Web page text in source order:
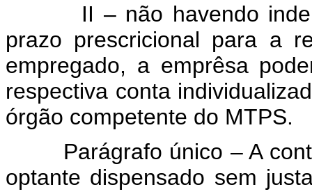
II – não havendo
prazo prescricional para a
empregado, a emprêsa
respectiva conta
órgão competente do MTPS.
Parágrafo único – A conta
optante dispensado sem